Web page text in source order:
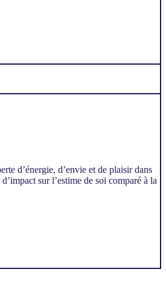
d’énergie, d’envie et de plaisir dans
sur l’estime de soi comparé à la